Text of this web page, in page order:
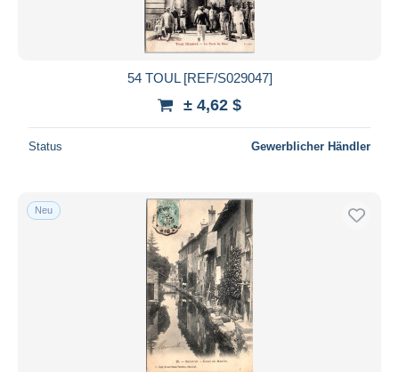
54 TOUL [REF/S029047]
± 4,62 $
Status Gewerblicher Händler
Neu